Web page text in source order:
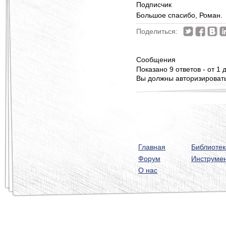
Подписчик
Большое спасибо, Роман.
Поделиться:
Сообщения
Показано 9 ответов - от 1
Вы должны
Главная
Форум
О нас